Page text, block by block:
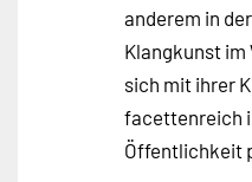
anderem in
Klangkunst im
sich mit ihrer
facettenreich
Öffentlichkeit